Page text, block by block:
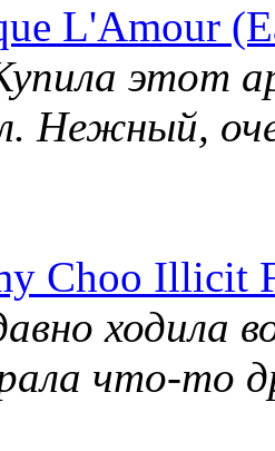
L'Amour
этот
Нежный,
Choo Illicit
ходила
что-то